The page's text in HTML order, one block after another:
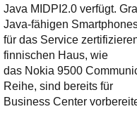
Java MIDPI2.0 verfügt.
Java-fähigen
für das Service
finnischen Haus, wie
das Nokia 9500
Reihe, sind bereits für
Business Center